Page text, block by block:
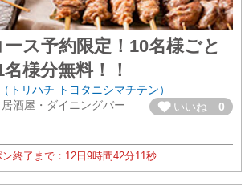
ス予約限定！10名様ごと
様分無料！！
トリハチ トヨタニシマチテン）
酒屋・ダイニングバー
いいね0
終了まで： 12日 9時間42分11秒